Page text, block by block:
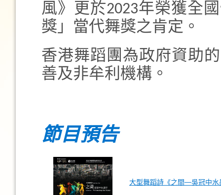
風》更於2023年榮獲全
獎」當代舞獎之肯定。
香港舞蹈團為政府資助
善及非牟利機構。
節目預告
大型舞蹈詩《之間──吳冠中水